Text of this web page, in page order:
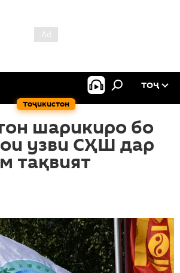
Тоҷикистон
ТОҶ
шарикиро бо
узви СҲШ дар
тақвият